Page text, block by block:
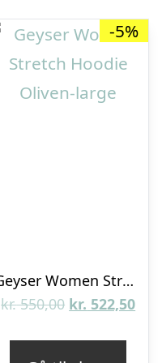
-5%
Geyser Women Stretch Hoodie Oliven-large
kr.550,00 Den
kr. 522,50Den